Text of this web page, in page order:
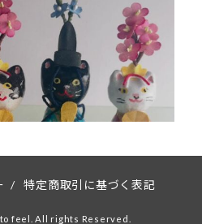
/ 特定商取引に基づく表記
feel. All rights Reserved.